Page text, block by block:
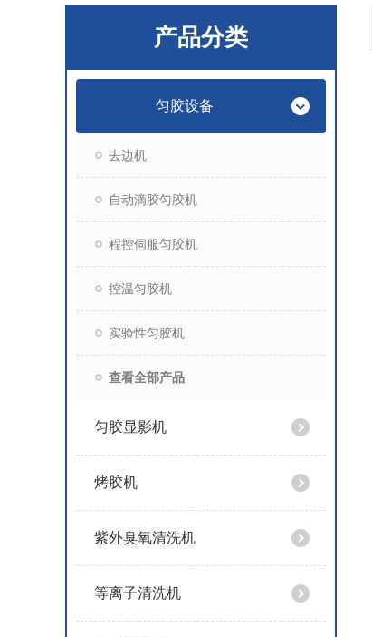
产品分类
匀胶设备
去边机
自动滴胶匀胶机
程控伺服匀胶机
控温匀胶机
实验性匀胶机
查看全部产品
匀胶显影机
烤胶机
紫外臭氧清洗机
等离子清洗机